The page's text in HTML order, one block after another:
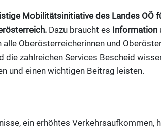
Mobilitätsinitiative des Landes OÖ
Dazu braucht es Information
alle Oberösterreicherinnen und
die zahlreichen Services Bescheid
und einen wichtigen Beitrag leisten.
ein erhöhtes Verkehrsaufkommen,